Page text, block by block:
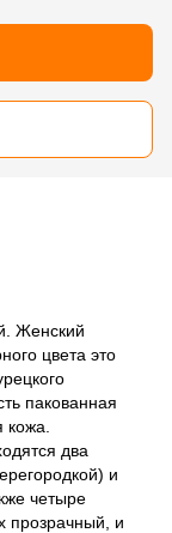
Женский
цвета это
пакованная
кожа.
два
и
четыре
прозрачный, и